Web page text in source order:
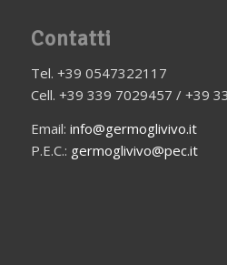
Contatti
Tel. +39 0547322117
Cell. +39 339 7029457 / +39
Email: info@germoglivivo.it
P.E.C.: germoglivivo@pec.it